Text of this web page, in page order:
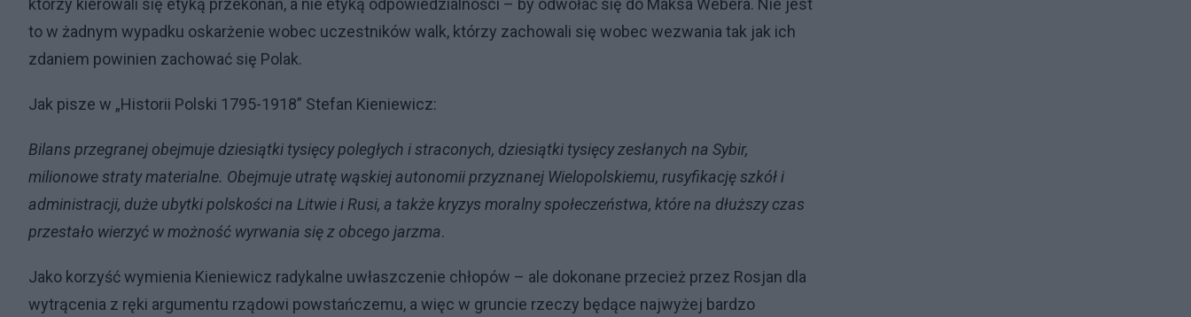
którzy kierowali się etyką przekonań, a nie etyką odpowiedzialności – by odwołać się do Maksa Webera. Nie jest
to w żadnym wypadku oskarżenie wobec uczestników walk, którzy zachowali się wobec wezwania tak jak ich
zdaniem powinien zachować się Polak.
Jak pisze w „Historii Polski 1795-1918” Stefan Kieniewicz:
Bilans przegranej obejmuje dziesiątki tysięcy poległych i straconych, dziesiątki tysięcy zesłanych na Sybir,
milionowe straty materialne. Obejmuje utratę wąskiej autonomii przyznanej Wielopolskiemu, rusyfikację szkół i
administracji, duże ubytki polskości na Litwie i Rusi, a także kryzys moralny społeczeństwa, które na dłuższy czas
przestało wierzyć w możność wyrwania się z obcego jarzma.
Jako korzyść wymienia Kieniewicz radykalne uwłaszczenie chłopów – ale dokonane przecież przez Rosjan dla
wytrącenia z ręki argumentu rządowi powstańczemu, a więc w gruncie rzeczy będące najwyżej bardzo